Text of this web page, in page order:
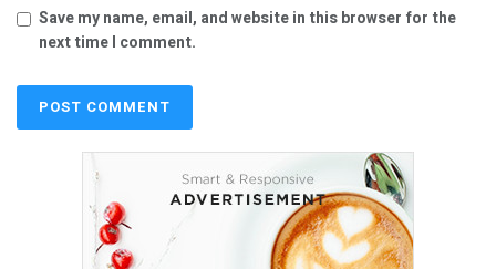
Save my name, email, and website in this browser for the
next time I comment.